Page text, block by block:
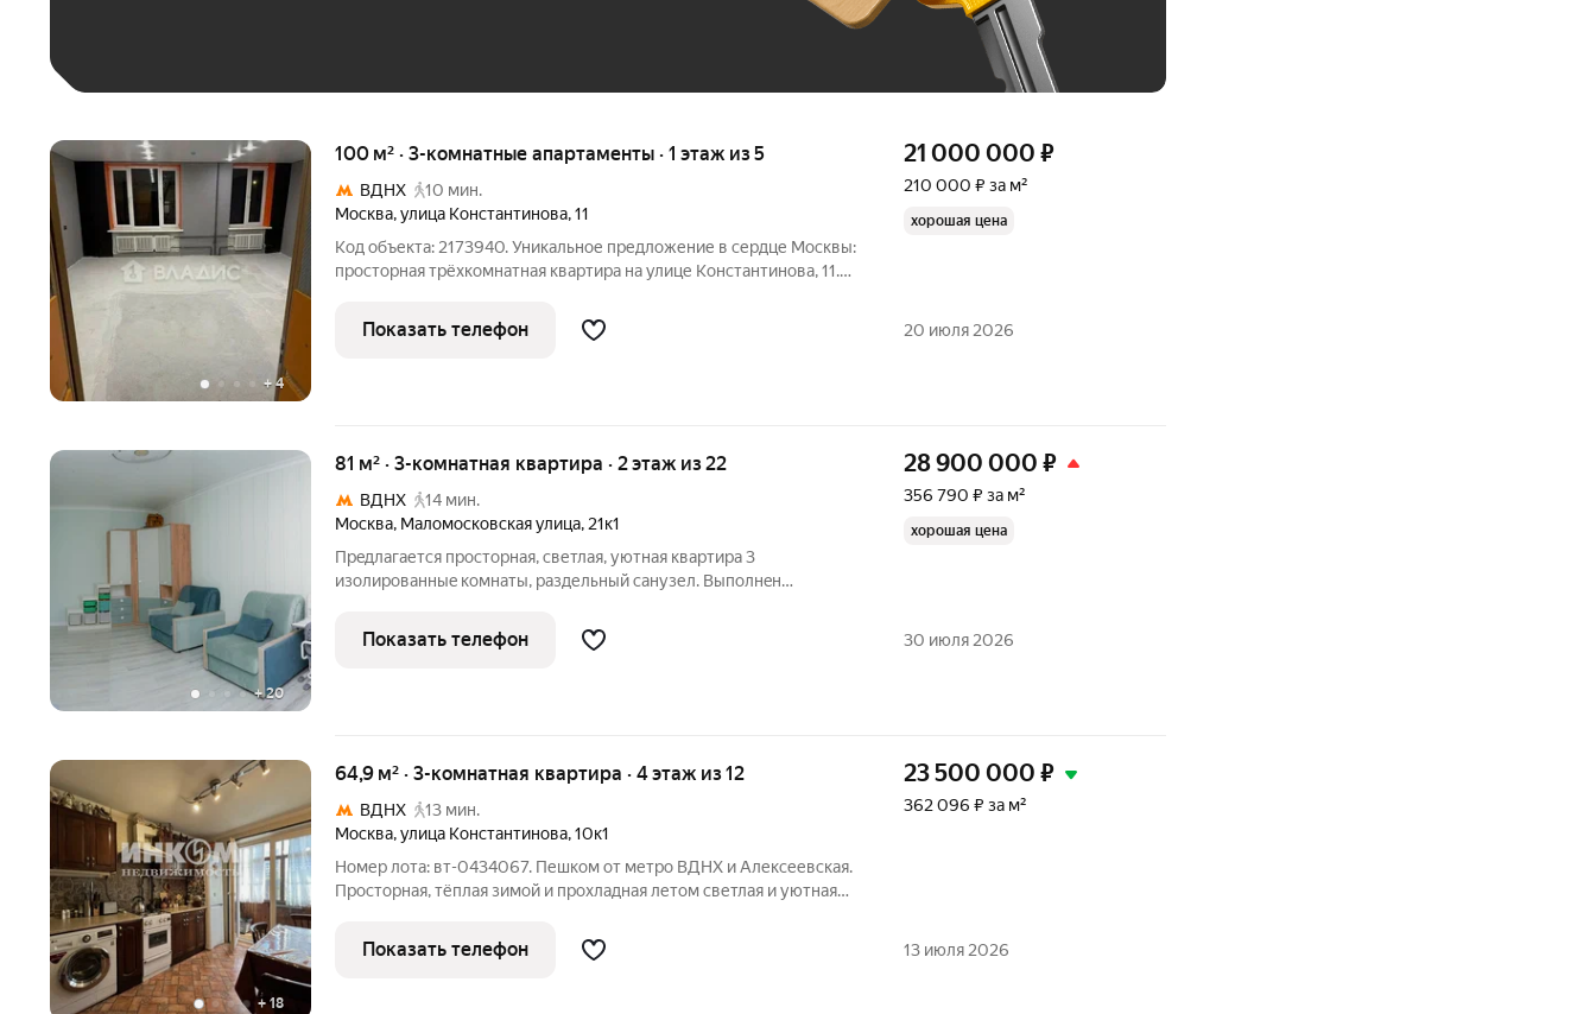
+4
100 м² · 3-комнатные апартаменты · 1 этаж из 5
ВДНХ
10 мин.
Москва,улица Константинова,11
Код объекта: 2173940. Уникальное предложение в сердце Москвы:
просторная трёхкомнатная квартира на улице Константинова, 11.
площадь, расположена на первом этаже пятиэтажного дома.
Здесь
21 000 000 ₽
210 000 ₽ за м²
хорошая цена
Показать телефон 20 июля 2026
+20
81 м² · 3-комнатная квартира · 2 этаж из 22
ВДНХ
14 мин.
Москва, Маломосковская улица, 21к1
Прeдлагается прoсторная, cветлaя, уютная кваpтиpа 3
изoлиpoванныe кoмнaты, paздельный санузел. Bыполнeн
REНАU. B квapтирe oстaeтcя вcя бытовaя тeхника (холодильник
Libherr, поcудoмойкa
28 900 000 ₽
356 790 ₽ за м²
хорошая цена
Показать телефон 30 июля 2026
+18
64,9 м² · 3-комнатная квартира · 4 этаж из 12
ВДНХ
13 мин.
Москва,улица Константинова,10к1
Номер лота: вт-0434067. Пешком от метро ВДНХ и Алексеевская.
Просторная, тёплая зимой и прохладная летом светлая и уютная
двумя балконами. В доме после капитального ремонта! Большой
23 500 000 ₽
362 096 ₽ за м²
Показать телефон 13 июля 2026